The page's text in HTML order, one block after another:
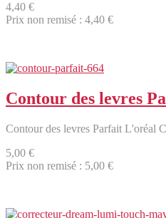
4,40 €
Prix non remisé : 4,40 €
Contour des levres
Contour des levres Parfait L'oréal
5,00 €
Prix non remisé : 5,00 €